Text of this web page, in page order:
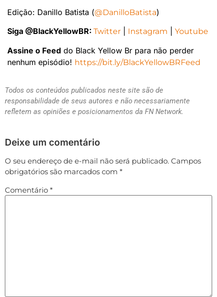
Edição: Danillo Batista (@DanilloBatista)
Siga @BlackYellowBR: Twitter Instagram Youtube
Assine o Feed do Black Yellow Br para não perder
nenhum episódio! https://bit.ly/BlackYellowBRFeed
Todos os conteúdos publicados neste site são de
responsabilidade de seus autores e não necessariamente
refletem as opiniões e posicionamentos da FN Network.
Deixe um comentário
O seu endereço de e-mail não será publicado. Campos
obrigatórios são marcados com *
Comentário *